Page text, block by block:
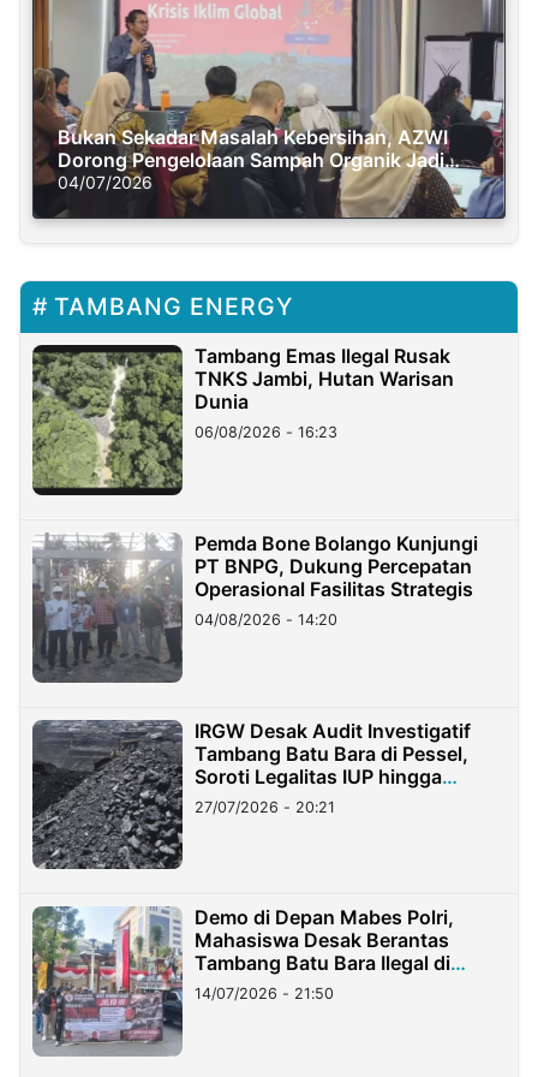
Bukan Sekadar Masalah Kebersihan, AZWI
Dorong Pengelolaan Sampah Organik Jadi
Solusi Krisis Iklim
04/07/2026
TAMBANG ENERGY
Tambang Emas Ilegal Rusak
TNKS Jambi, Hutan Warisan
Dunia
06/08/2026 - 16:23
Pemda Bone Bolango Kunjungi
PT BNPG, Dukung Percepatan
Operasional Fasilitas Strategis
04/08/2026 - 14:20
IRGW Desak Audit Investigatif
Tambang Batu Bara di Pessel,
Soroti Legalitas IUP hingga
Stockpile
27/07/2026 - 20:21
Demo di Depan Mabes Polri,
Mahasiswa Desak Berantas
Tambang Batu Bara Ilegal di
Lampung
14/07/2026 - 21:50